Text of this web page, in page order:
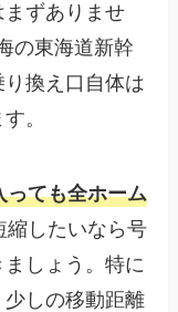
ずありませ
の東海道新幹
換え口自体は
。
っても全ホーム
縮したいなら号
しょう。特に
しの移動距離